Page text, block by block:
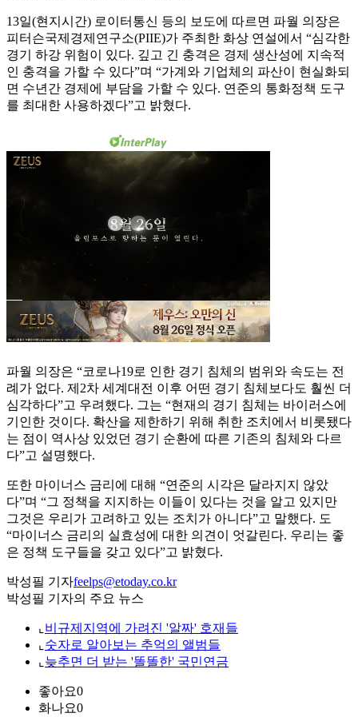
13일(현지시간) 로이터통신 등의 보도에 따르면 파월 의장은
피터슨국제경제연구소(PIIE)가 주최한 화상 연설에서 “심각한
경기 하강 위험이 있다. 깊고 긴 충격은 경제 생산성에 지속적
인 충격을 가할 수 있다”며 “가계와 기업체의 파산이 현실화되
면 수년간 경제에 부담을 가할 수 있다. 연준의 통화정책 도구
를 최대한 사용하겠다”고 밝혔다.
파월 의장은 “코로나19로 인한 경기 침체의 범위와 속도는 전
례가 없다. 제2차 세계대전 이후 어떤 경기 침체보다도 훨씬 더
심각하다”고 우려했다. 그는 “현재의 경기 침체는 바이러스에
기인한 것이다. 확산을 제한하기 위해 취한 조치에서 비롯됐다
는 점이 역사상 있었던 경기 순환에 따른 기존의 침체와 다르
다”고 설명했다.
또한 마이너스 금리에 대해 “연준의 시각은 달라지지 않았
다”며 “그 정책을 지지하는 이들이 있다는 것을 알고 있지만
그것은 우리가 고려하고 있는 조치가 아니다”고 말했다. 도
“마이너스 금리의 실효성에 대한 의견이 엇갈린다. 우리는 좋
은 정책 도구들을 갖고 있다”고 밝혔다.
박성필 기자feelps@etoday.co.kr
박성필 기자의 주요 뉴스
⌞ 비규제지역에 가려진 '알짜' 호재들
⌞ 숫자로 알아보는 추억의 앨범들
⌞ 늦추면 더 받는 '똘똘한' 국민연금
좋아요0
화나요0